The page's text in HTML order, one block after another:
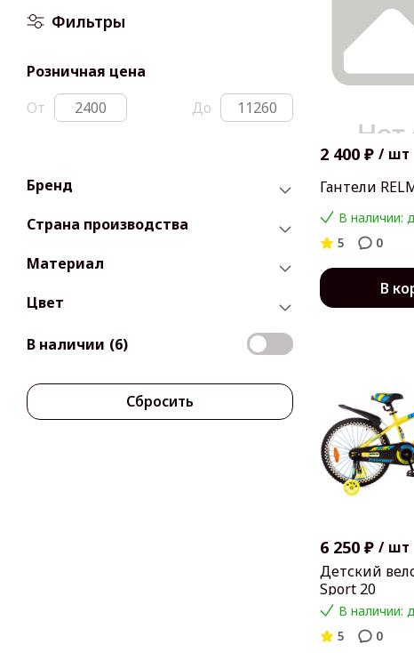
Фильтры
Розничная цена
От
До
Бренд
Страна производства
Материал
Цвет
В наличии (6)
Сбросить
2 400 ₽ / шт
Гантели
В наличии:
5
0
В
6 250 ₽ / шт
Детский
Sport 20
В наличии:
5
0